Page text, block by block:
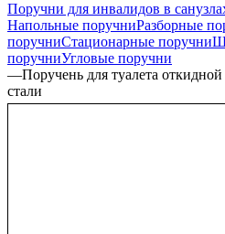
Поручни для инвалидов в
Напольные поручниРазборные
поручниСтационарные поручни
поручниУгловые поручни
—Поручень для туалета
стали